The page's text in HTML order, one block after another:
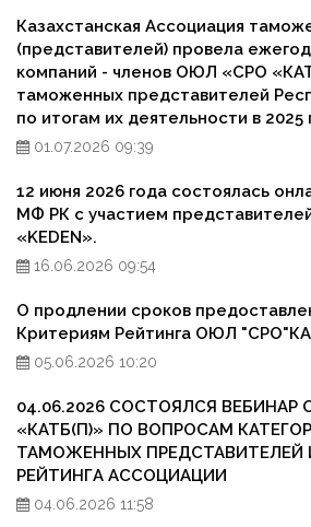
Казахстанская Ассоциация
(представителей) провела
компаний - членов ОЮЛ «СРО
таможенных представителей
по итогам их деятельности в 2025
01.07.2026 09:39
12 июня 2026 года состоялась
МФ РК с участием
«KEDEN».
16.06.2026 09:54
О продлении сроков
Критериям Рейтинга ОЮЛ
05.06.2026 10:20
04.06.2026 СОСТОЯЛСЯ ВЕБИНАР
«КАТБ(П)» ПО ВОПРОСАМ
ТАМОЖЕННЫХ ПРЕДСТАВИТЕЛЕЙ
РЕЙТИНГА АССОЦИАЦИИ
04.06.2026 11:58